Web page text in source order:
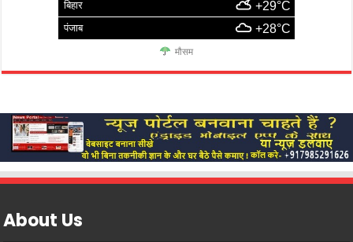
बिहार +29°C
पंजाब +28°C
मौसम
About Us